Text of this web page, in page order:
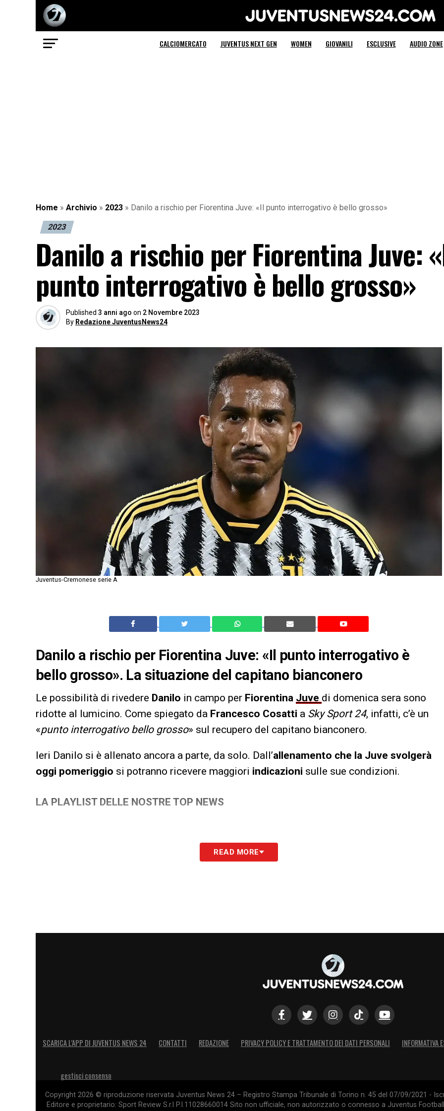
Juventus News 24
CALCIOMERCATO JUVENTUS NEXT GEN WOMEN GIOVANILI ESCLUSIVE AUDIO ZONE
Home » Archivio » 2023 » Danilo a rischio per Fiorentina Juve: «Il punto interrogativo è bello grosso»
2023
Danilo a rischio per Fiorentina Juve:
punto interrogativo è bello grosso»
Published 3 anni ago on 2 Novembre 2023
By Redazione JuventusNews24
Juventus-Cremonese serie A
Danilo a rischio per Fiorentina Juve: «Il punto interrogativo è
bello grosso». La situazione del capitano bianconero
Le possibilità di rivedere Danilo in campo per Fiorentina Juve di domenica sera sono
ridotte al lumicino. Come spiegato da Francesco Cosatti a Sky Sport 24, infatti, c’è un
«punto interrogativo bello grosso» sul recupero del capitano bianconero.
Ieri Danilo si è allenato ancora a parte, da solo. Dall’allenamento che la Juve svolgerà
oggi pomeriggio si potranno ricevere maggiori indicazioni sulle sue condizioni.
LA PLAYLIST DELLE NOSTRE TOP NEWS
READ MORE
SCARICA L’APP DI JUVENTUS NEWS 24 CONTATTI REDAZIONE PRIVACY POLICY E TRATTAMENTO DEI DATI PERSONALI INFORMATIVA
gestisci consenso
Copyright 2026 © riproduzione riservata Juventus News 24 – Registro Stampa Tribunale di Torino n. 45 del 07/09/2021 -
Editore e proprietario: Sport Review S.r.l P.I.11028660014 Sito non ufficiale, non autorizzato o connesso a Juventus